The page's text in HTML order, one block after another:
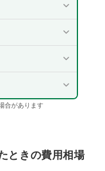
合があります
ときの費用相場